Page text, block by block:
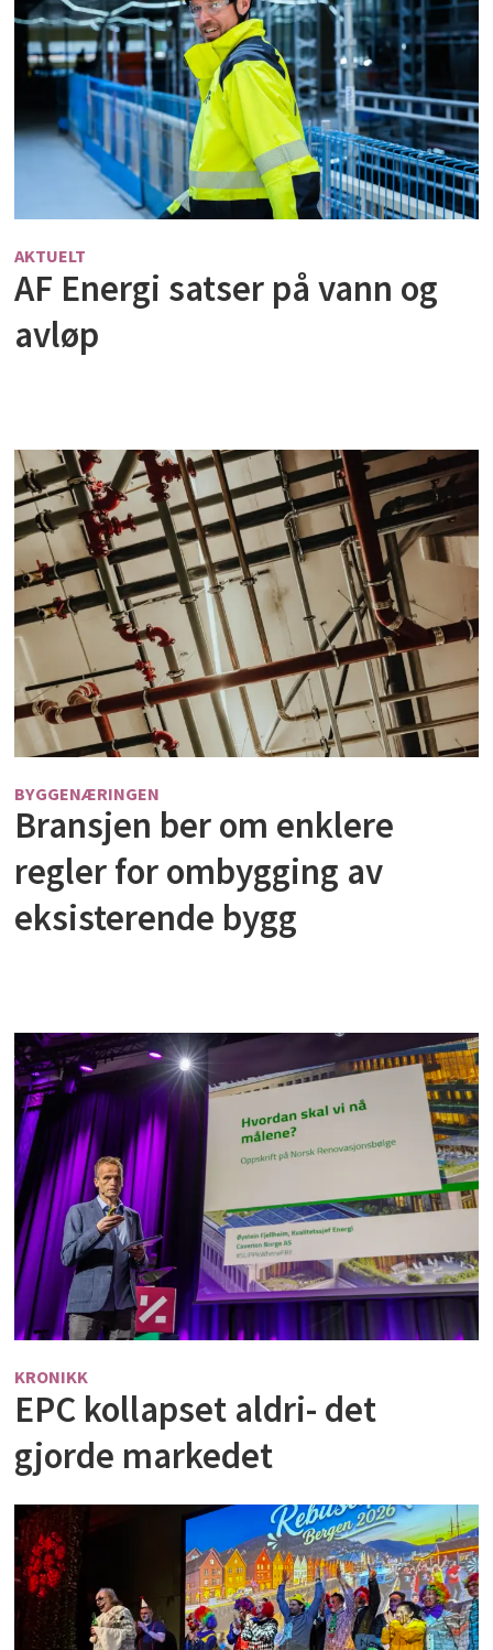
AKTUELT
AF Energi satser på vann og
avløp
BYGGENÆRINGEN
Bransjen ber om enklere
regler for ombygging av
eksisterende bygg
KRONIKK
EPC kollapset aldri- det
gjorde markedet